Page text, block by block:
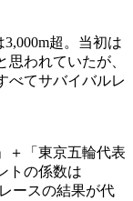
超。当初は
われていたが、
べてサバイバルレ
＋「東京五輪代表
トの係数は
ースの結果が代